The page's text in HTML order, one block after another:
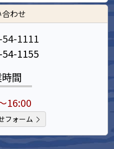
わせ
1111
1155
間
16:00
フォーム